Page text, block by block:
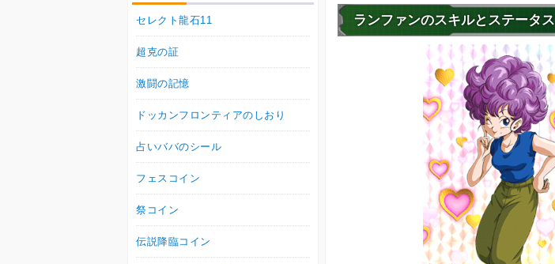
ランファンのスキルとステータス
セレクト龍石11
超克の証
激闘の記憶
ドッカンフロンティアのしおり
占いババのシール
フェスコイン
祭コイン
伝説降臨コイン